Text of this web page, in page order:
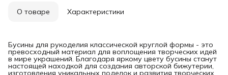
О товаре Характеристики
Бусины для рукоделия классической круглой формы - это
превосходный материал для воплощения творческих идей
в мире украшений. Благодаря яркому цвету бусины станут
настоящей находкой для создания авторской бижутерии,
изготовления уникальных поделок и развития творческих